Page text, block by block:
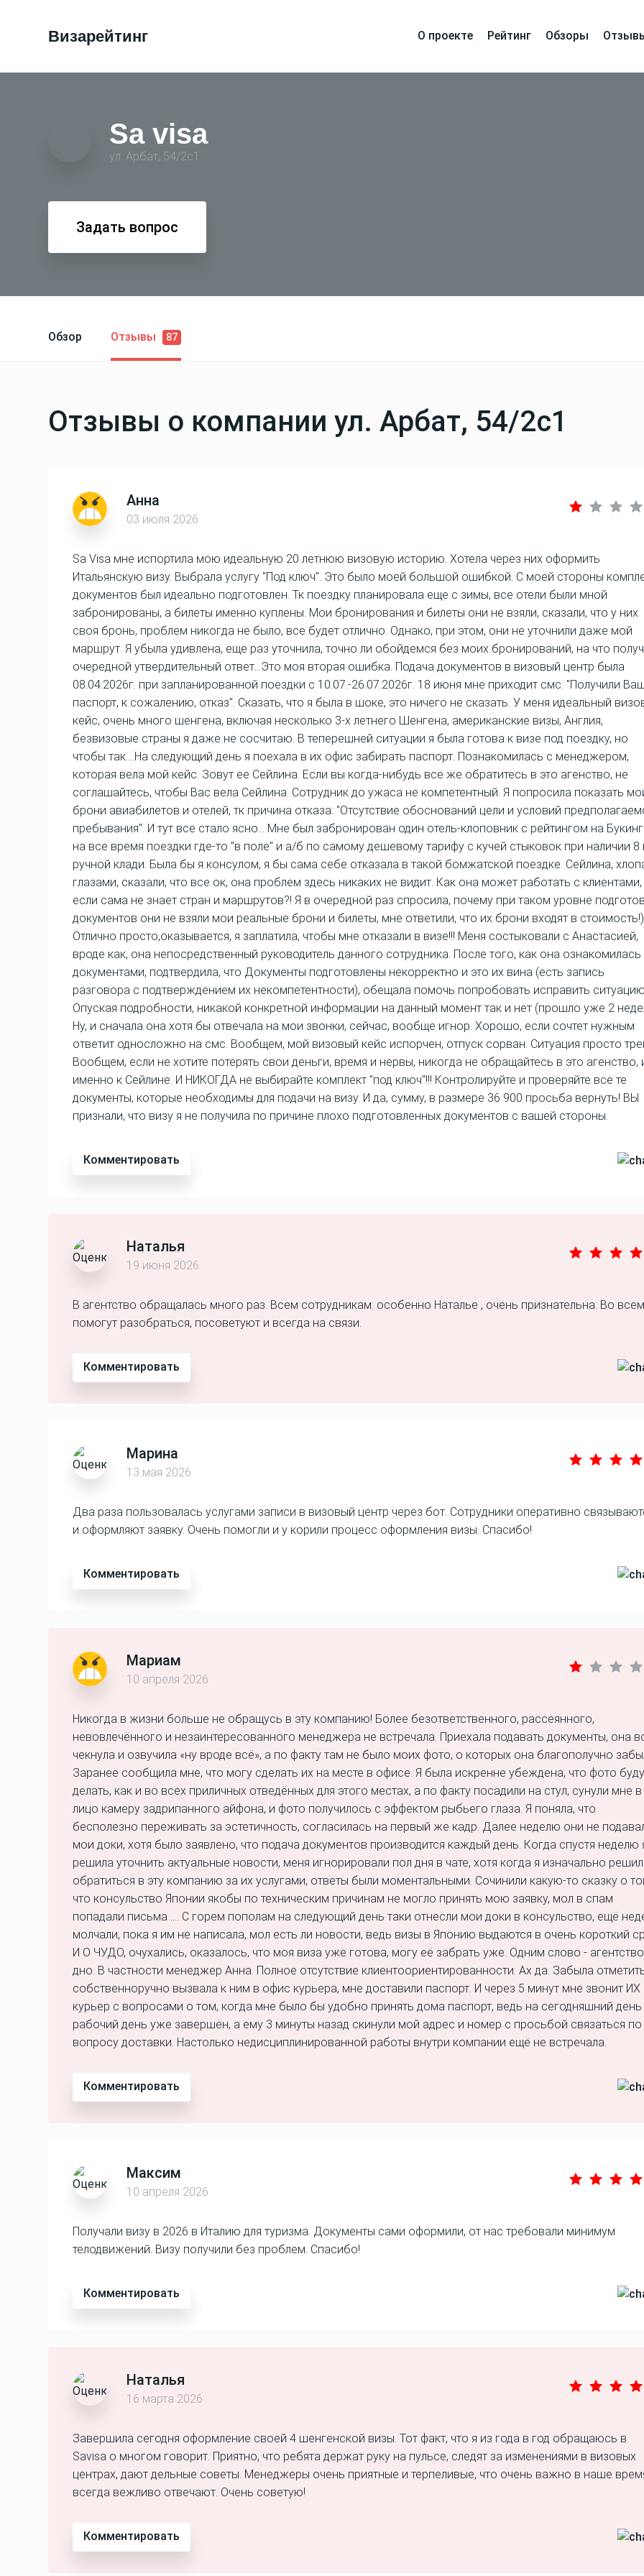
Визарейтинг О проекте Рейтинг Обзоры
Sa visa
ул. Арбат, 54/2с1
Задать вопрос
Обзор Отзывы 87
Отзывы о компании ул. Арбат, 54/2с1
Анна
03 июля 2026
Sa Visa мне испортила мою идеальную 20 летнюю визовую историю. Хотела через них оформить
Итальянскую визу. Выбрала услугу "Под ключ". Это было моей большой ошибкой. С моей стороны
документов был идеально подготовлен. Тк поездку планировала еще с зимы, все отели были мной
забронированы, а билеты именно куплены. Мои бронирования и билеты они не взяли, сказали, что у них
своя бронь, проблем никогда не было, все будет отлично. Однако, при этом, они не уточнили даже мой
маршрут. Я убыла удивлена, еще раз уточнила, точно ли обойдемся без моих бронирований, на что
очередной утвердительный ответ...Это моя вторая ошибка. Подача документов в визовый центр была
08.04.2026г. при запланированной поездки с 10.07.-26.07.2026г. 18 июня мне приходит смс: "Получили
паспорт, к сожалению, отказ". Сказать, что я была в шоке, это ничего не сказать. У меня идеальный
кейс, очень много шенгена, включая несколько 3-х летнего Шенгена, американские визы, Англия,
безвизовые страны я даже не сосчитаю. В теперешней ситуации я была готова к визе под поездку, но
чтобы так....На следующий день я поехала в их офис забирать паспорт. Познакомилась с менеджером,
которая вела мой кейс. Зовут ее Сейлина. Если вы когда-нибудь все же обратитесь в это агенство, не
соглашайтесь, чтобы Вас вела Сейлина. Сотрудник до ужаса не компетентный. Я попросила показать
брони авиабилетов и отелей, тк причина отказа: "Отсутствие обоснований цели и условий
пребывания". И тут все стало ясно... Мне был забронирован один отель-клоповник с рейтингом на
на все время поездки где-то "в поле" и а/б по самому дешевому тарифу с кучей стыковок при наличии 8
ручной клади. Была бы я консулом, я бы сама себе отказала в такой бомжатской поездке. Сейлина,
глазами, сказали, что все ок, она проблем здесь никаких не видит. Как она может работать с клиентами,
если сама не знает стран и маршрутов?! Я в очередной раз спросила, почему при таком уровне
документов они не взяли мои реальные брони и билеты, мне ответили, что их брони входят в стоимость!)
Отлично просто,оказывается, я заплатила, чтобы мне отказали в визе!!! Меня состыковали с Анастасией,
вроде как, она непосредственный руководитель данного сотрудника. После того, как она ознакомилась
документами, подтвердила, что Документы подготовлены некорректно и это их вина (есть запись
разговора с подтверждением их некомпетентности), обещала помочь попробовать исправить
Опуская подробности, никакой конкретной информации на данный момент так и нет (прошло уже 2
Ну, и сначала она хотя бы отвечала на мои звонки, сейчас, вообще игнор. Хорошо, если сочтет нужным
ответит односложно на смс. Вообщем, мой визовый кейс испорчен, отпуск сорван. Ситуация просто
Вообщем, если не хотите потерять свои деньги, время и нервы, никогда не обращайтесь в это агенство,
именно к Сейлине. И НИКОГДА не выбирайте комплект "под ключ"!!! Контролируйте и проверяйте все те
документы, которые необходимы для подачи на визу. И да, сумму, в размере 36 900 просьба вернуть! ВЫ
признали, что визу я не получила по причине плохо подготовленных документов с вашей стороны.
Комментировать
Наталья
19 июня 2026
В агентство обращалась много раз. Всем сотрудникам. особенно Наталье , очень признательна. Во всем
помогут разобраться, посоветуют и всегда на связи.
Комментировать
Марина
13 мая 2026
Два раза пользовалась услугами записи в визовый центр через бот. Сотрудники оперативно
и оформляют заявку. Очень помогли и у корили процесс оформления визы. Спасибо!
Комментировать
Мариам
10 апреля 2026
Никогда в жизни больше не обращусь в эту компанию! Более безответственного, рассеянного,
невовлечённого и незаинтересованного менеджера не встречала. Приехала подавать документы, она
чекнула и озвучила «ну вроде всё», а по факту там не было моих фото, о которых она благополучно
Заранее сообщила мне, что могу сделать их на месте в офисе. Я была искренне убеждена, что фото
делать, как и во всех приличных отведённых для этого местах, а по факту посадили на стул, сунули мне в
лицо камеру задрипанного айфона, и фото получилось с эффектом рыбьего глаза. Я поняла, что
бесполезно переживать за эстетичность, согласилась на первый же кадр. Далее неделю они не
мои доки, хотя было заявлено, что подача документов производится каждый день. Когда спустя неделю
решила уточнить актуальные новости, меня игнорировали пол дня в чате, хотя когда я изначально
обратиться в эту компанию за их услугами, ответы были моментальными. Сочинили какую-то сказку о
что консульство Японии якобы по техническим причинам не могло принять мою заявку, мол в спам
попадали письма …. С горем пополам на следующий день таки отнесли мои доки в консульство, ещё
молчали, пока я им не написала, мол есть ли новости, ведь визы в Японию выдаются в очень короткий
И О ЧУДО, очухались, оказалось, что моя виза уже готова, могу её забрать уже. Одним слово -
дно. В частности менеджер Анна. Полное отсутствие клиентоориентированности. Ах да. Забыла
собственноручно вызвала к ним в офис курьера, мне доставили паспорт. И через 5 минут мне звонит ИХ
курьер с вопросами о том, когда мне было бы удобно принять дома паспорт, ведь на сегодняшний день
рабочий день уже завершён, а ему 3 минуты назад скинули мой адрес и номер с просьбой связаться по
вопросу доставки. Настолько недисциплинированной работы внутри компании ещё не встречала.
Комментировать
Максим
10 апреля 2026
Получали визу в 2026 в Италию для туризма. Документы сами оформили, от нас требовали минимум
телодвижений. Визу получили без проблем. Спасибо!
Комментировать
Наталья
16 марта 2026
Завершила сегодня оформление своей 4 шенгенской визы. Тот факт, что я из года в год обращаюсь в
Savisa о многом говорит. Приятно, что ребята держат руку на пульсе, следят за изменениями в визовых
центрах, дают дельные советы. Менеджеры очень приятные и терпеливые, что очень важно в наше
всегда вежливо отвечают. Очень советую!
Комментировать